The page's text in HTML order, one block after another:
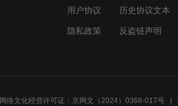
用户协议 历史协议文本
隐私政策 反盗链声明
网络文化经营许可证：京网文（2024）0368-017号